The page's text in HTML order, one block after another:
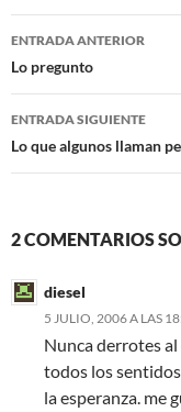
o
o
e
r
Navegación
de
entradas
ENTRADA ANTERIOR
Lo pregunto
ENTRADA SIGUIENTE
Lo que algunos llaman
2 COMENTARIOS
diesel
5 JULIO, 2006 A LAS
Nunca derrotes
todos los
la esperanza. me